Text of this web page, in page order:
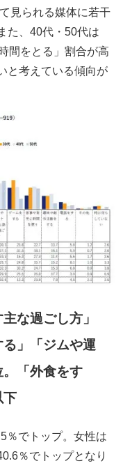
見られる媒体に若干
た、40代・50代は
間をとる」割合が高
と考えている傾向が
な過ごし方」
」「ジムや運
「外食をす
下
％でトップ。女性は
％でトップとなり